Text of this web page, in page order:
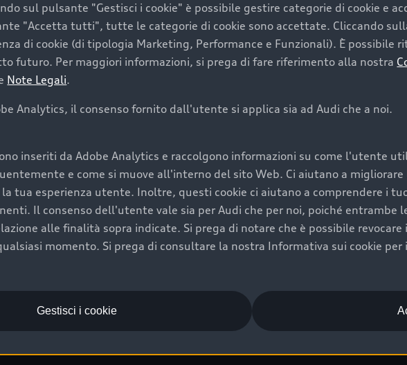
che coniuga convenienza, affidabilità e sostenibilità. Per fare un
e l’affidabilità del marchio. Audi offre l’auto usata perfetta tramite
di acquistare la tua prossima
prima di acquistare un’auto usata, oltre al prezzo e all'aspetto,
corrisponde a uno stato migliore del veicolo e a una maggiore
documentazione completa della vettura certifica una manutenzione
degli interni: una buona conservazione evidenzia cura e attenzione del
trasmissione e componenti principali in ottimo stato garantiscono
Concessionaria ufficiale Audi che offre l’usato garantito tramite Audi
approfonditi e coperto da garanzia fino a 4 anni per una maggiore
sul pulsante "Gestisci i cookie" è possibile gestire categorie di cookie e
"Accetta tutti", tutte le categorie di cookie sono accettate. Cliccando
di cookie (di tipologia Marketing, Performance e Funzionali). È possibile
futuro. Per maggiori informazioni, si prega di fare riferimento alla nostra
Note Legali.
Analytics, il consenso fornito dall'utente si applica sia ad Audi che a noi.
inseriti da Adobe Analytics e raccolgono informazioni su come l'utente
e come si muove all'interno del sito Web. Ci aiutano a
tua esperienza utente. Inoltre, questi cookie ci aiutano a comprendere i
Il consenso dell'utente vale sia per Audi che per noi, poiché entrambe
alle finalità sopra indicate. Si prega di notare che è possibile
momento. Si prega di consultare la nostra Informativa sui cookie per
Gestisci i cookie